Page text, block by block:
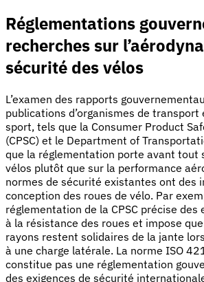
Réglementations
recherches sur
sécurité des vélos
L’examen des rapports
publications d’organismes de transport
sport, tels que la Consumer Product
(CPSC) et le Department of
que la réglementation porte avant tout
vélos plutôt que sur la performance
normes de sécurité existantes ont des
conception des roues de vélo. Par
réglementation de la CPSC précise des
à la résistance des roues et impose
rayons restent solidaires de la jante
à une charge latérale. La norme ISO
constitue pas une réglementation
des exigences de sécurité